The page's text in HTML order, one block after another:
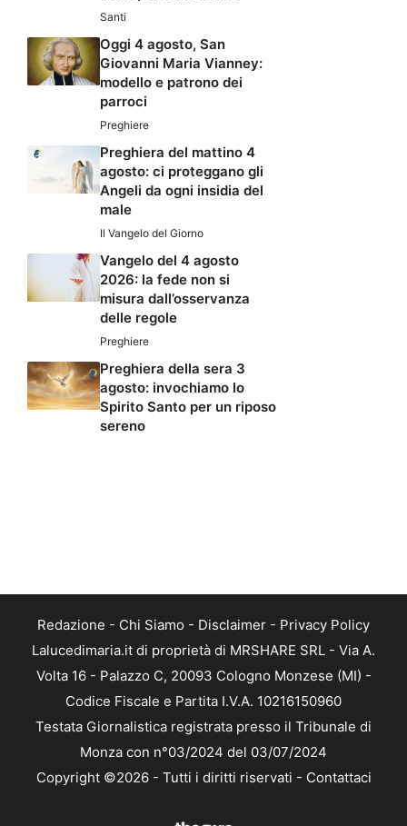
Santi
Oggi 4 agosto, San
Giovanni Maria Vianney:
modello e patrono dei
parroci
Preghiere
Preghiera del mattino 4
agosto: ci proteggano gli
Angeli da ogni insidia del
male
Il Vangelo del Giorno
Vangelo del 4 agosto
2026: la fede non si
misura dall’osservanza
delle regole
Preghiere
Preghiera della sera 3
agosto: invochiamo lo
Spirito Santo per un riposo
sereno
Redazione - Chi Siamo - Disclaimer - Privacy Policy
Lalucedimaria.it di proprietà di MRSHARE SRL - Via A.
Volta 16 - Palazzo C, 20093 Cologno Monzese (MI) -
Codice Fiscale e Partita I.V.A. 10216150960
Testata Giornalistica registrata presso il Tribunale di
Monza con n°03/2024 del 03/07/2024
Copyright ©2026 - Tutti i diritti riservati - Contattaci